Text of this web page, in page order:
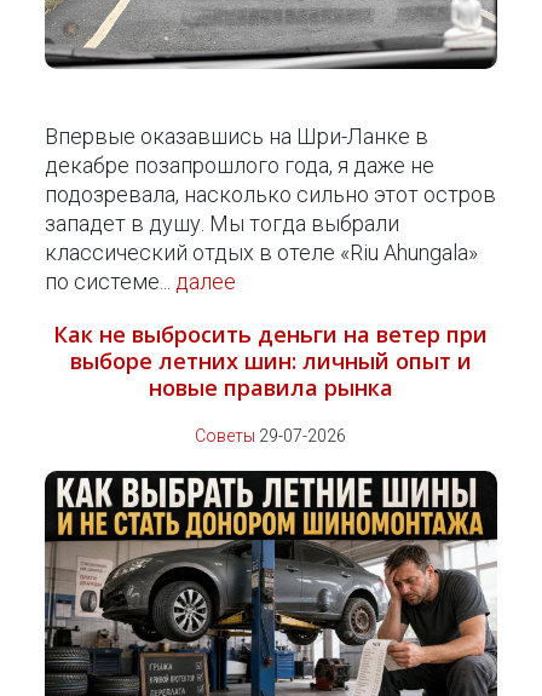
Впервые оказавшись на Шри-Ланке в
декабре позапрошлого года, я даже не
подозревала, насколько сильно этот остров
западет в душу. Мы тогда выбрали
классический отдых в отеле «Riu Ahungala»
по системе... далее
Как не выбросить деньги на ветер при
выборе летних шин: личный опыт и
новые правила рынка
Советы 29-07-2026